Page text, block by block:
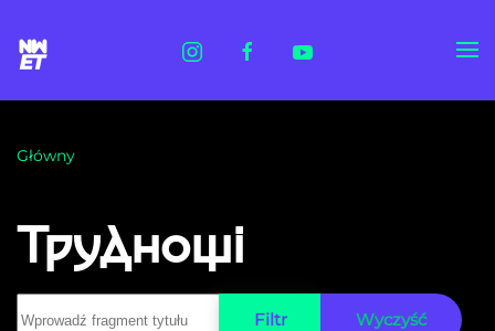
Skip to main content
Główny
Труднощі
Wprowadź fragment tytułu
Filtr Wyczyść